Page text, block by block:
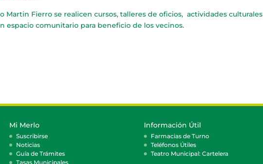
Martin Fierro se realicen cursos, talleres de oficios, actividades culturales
espacio comunitario para beneficio de los vecinos.
Mi Merlo
Suscribirse
Noticias
Guía de Trámites
Tasas Municipales
Información Útil
Farmacias de Turno
Teléfonos Útiles
Teatro Municipal: Cartelera